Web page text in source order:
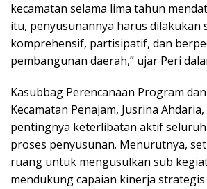
kecamatan selama lima tahun
itu, penyusunannya harus dilakukan
komprehensif, partisipatif, dan
pembangunan daerah,” ujar Peri
Kasubbag Perencanaan Program
Kecamatan Penajam, Jusrina
pentingnya keterlibatan aktif
proses penyusunan. Menurutnya,
ruang untuk mengusulkan sub
mendukung capaian kinerja strategis